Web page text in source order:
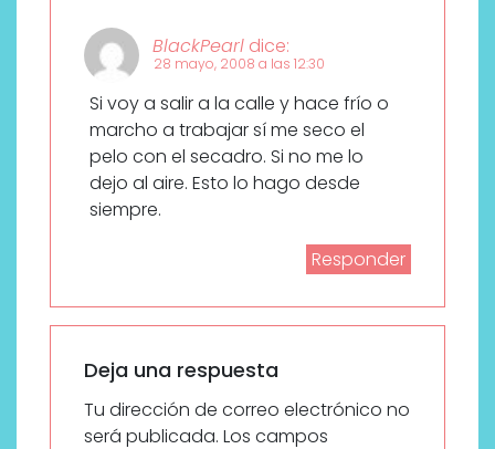
BlackPearl dice:
28 mayo, 2008 a las 12:30
Si voy a salir a la calle y hace frío o
marcho a trabajar sí me seco el
pelo con el secadro. Si no me lo
dejo al aire. Esto lo hago desde
siempre.
Responder
Deja una respuesta
Tu dirección de correo electrónico no
será publicada. Los campos